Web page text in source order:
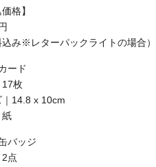
価格】
込み※レターパックライトの場合）
ード
17枚
｜14.8 x 10cm
紙
バッジ
2点